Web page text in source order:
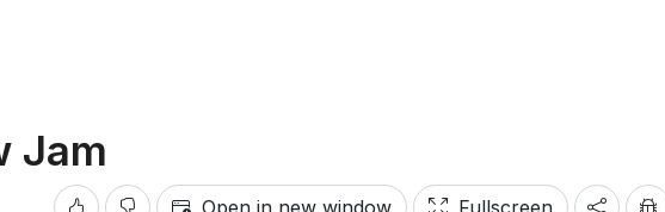
Jam
Open in new window Fullscreen